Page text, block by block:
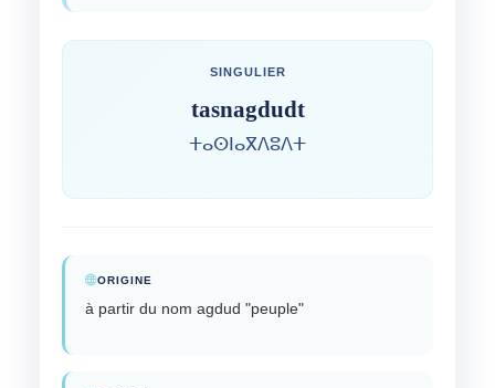
SINGULIER
tasnagdudt
ⵜⴰⵙⵏⴰⴳⴷⵓⴷⵜ
ORIGINE
à partir du nom agdud "peuple"